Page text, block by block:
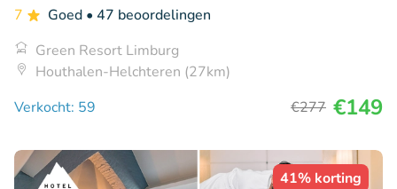
7 Goed • 47 beoordelingen
Green Resort Limburg
Houthalen-Helchteren (27km)
Verkocht: 59
€277 €149
41% korting